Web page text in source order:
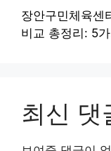
장안구민체육센
비교 총정리: 5
최신 댓